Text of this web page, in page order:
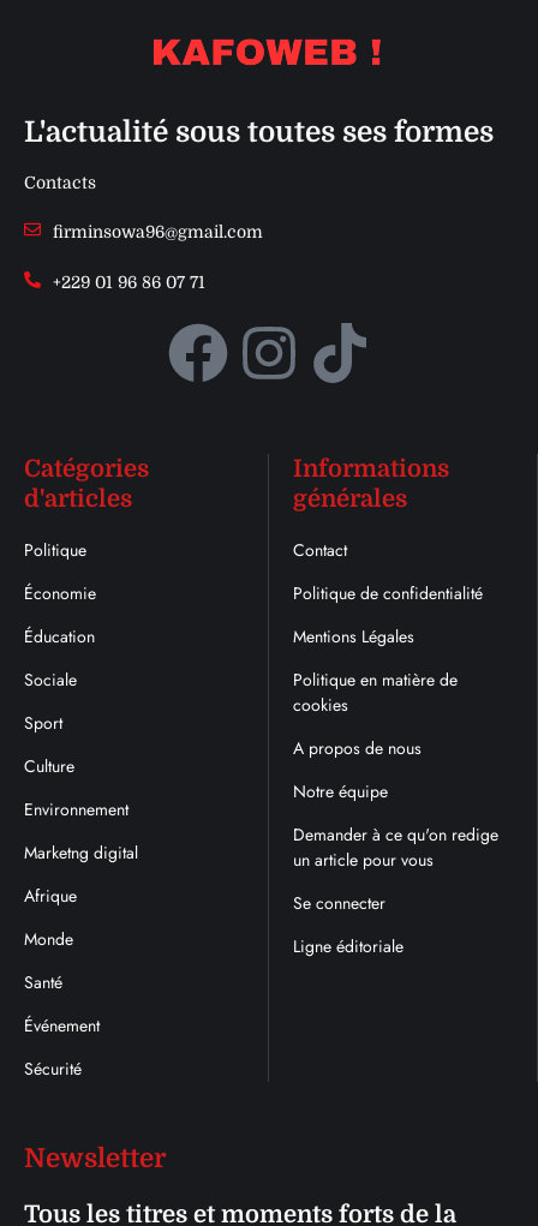
L'actualité sous toutes ses formes
Contacts
firminsowa96@gmail.com
+229 01 96 86 07 71
Catégories
d'articles
Politique
Économie
Éducation
Sociale
Sport
Culture
Environnement
Marketng digital
Afrique
Monde
Santé
Événement
Sécurité
Informations
générales
Contact
Politique de confidentialité
Mentions Légales
Politique en matière de
cookies
A propos de nous
Notre équipe
Demander à ce qu'on redige
un article pour vous
Se connecter
Ligne éditoriale
Newsletter
Tous les titres et moments forts de la